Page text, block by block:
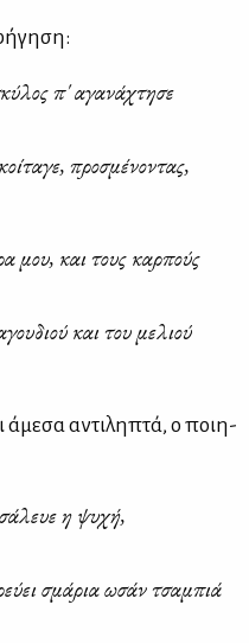
π' αγα­νά­χτη­σε
προ­σμέ­νο­ντας,
μου, και τους καρ­πούς
και του με­λιού
άμε­σα αντι­λη­πτά, ο ποι­η­
η ψυ­χή,
σμά­ρια ωσάν τσα­μπιά